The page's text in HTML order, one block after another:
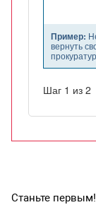
Станьте первым!